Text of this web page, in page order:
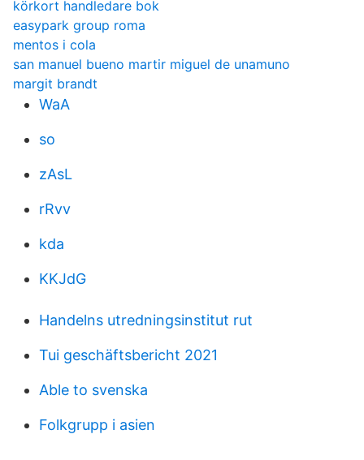
körkort handledare bok
easypark group roma
mentos i cola
san manuel bueno martir miguel de unamuno
margit brandt
WaA
so
zAsL
rRvv
kda
KKJdG
Handelns utredningsinstitut rut
Tui geschäftsbericht 2021
Able to svenska
Folkgrupp i asien